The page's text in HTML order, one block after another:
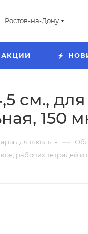
Ростов-на-Дону
АКЦИИ
см.,
150
для школы —
рабочих тетрадей